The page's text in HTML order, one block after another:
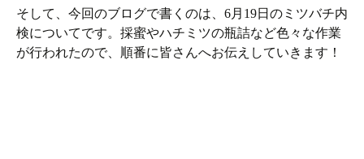
そして、今回のブログで書くのは、6月19日のミツバチ内
検についてです。採蜜やハチミツの瓶詰など色々な作業
が行われたので、順番に皆さんへお伝えしていきます！